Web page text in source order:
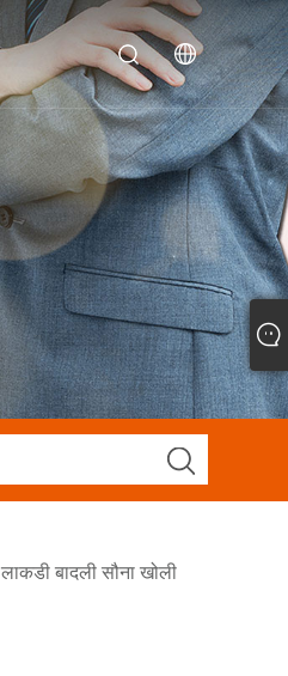
लाकडी बादली सौना खोली